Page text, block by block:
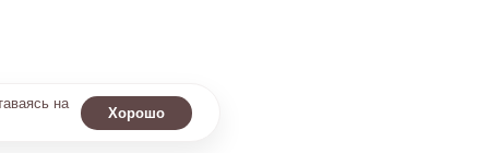
на
Хорошо